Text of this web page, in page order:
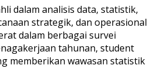
dalam analisis data, statistik,
strategik, dan operasional
dalam berbagai survei
tahunan, student
memberikan wawasan statistik